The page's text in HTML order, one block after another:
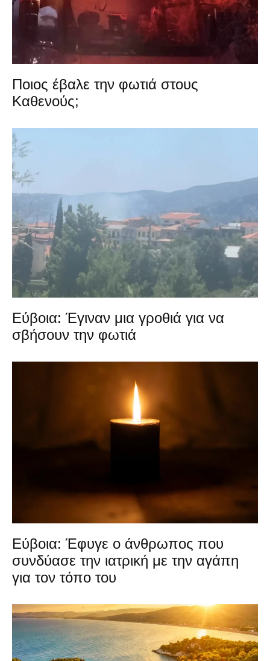
Ποιος έβαλε την φωτιά στους
Καθενούς;
Εύβοια: Έγιναν μια γροθιά για να
σβήσουν την φωτιά
Εύβοια: Έφυγε ο άνθρωπος που
συνδύασε την ιατρική με την αγάπη
για τον τόπο του